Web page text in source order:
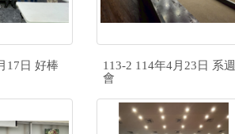
17日 好棒
113-2 114年4月23日 系週
會